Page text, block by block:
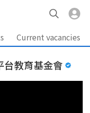
Current vacancies
教育基金會